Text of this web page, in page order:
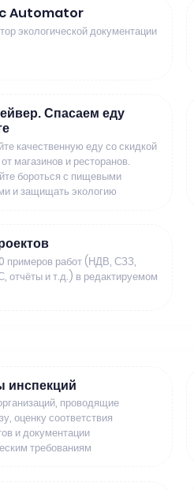
Automator
экологической документации
Спасаем еду
качественную еду со скидкой
магазинов и ресторанов.
бороться с пищевыми
и защищать экологию
примеров работ (НДВ, СЗЗ,
отчёты и т.д.) в редактируемом
инспекций
проводящие
оценку соответствия
и документации
требованиям